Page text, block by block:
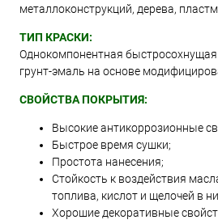
металлоконструкций, дерева,
ТИП КРАСКИ:
Однокомпонентная
грунт-эмаль на основе
СВОЙСТВА ПОКРЫТИЯ:
Высокие антикоррозионные
Быстрое время сушки;
Простота нанесения;
Стойкость к воздействия
топлива, кислот и щелочей в
Хорошие декоративные